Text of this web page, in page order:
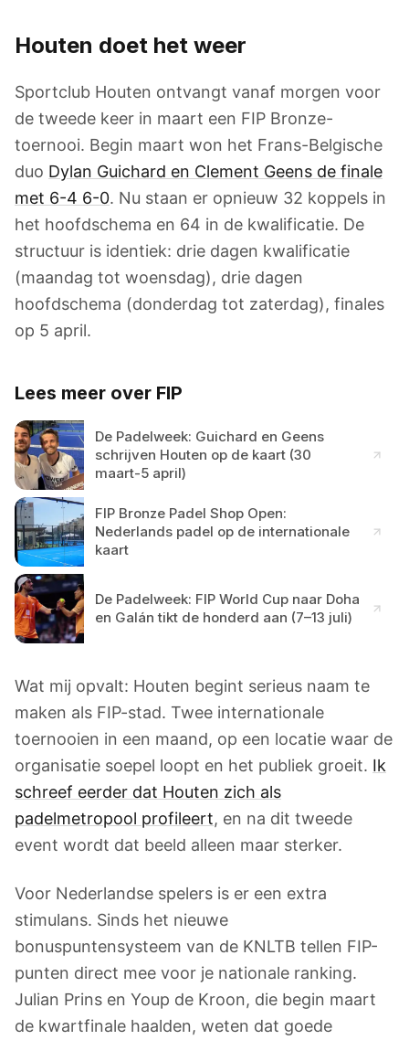
Houten doet het weer
Sportclub Houten ontvangt vanaf morgen voor
de tweede keer in maart een FIP Bronze-
toernooi. Begin maart won het Frans-Belgische
duo Dylan Guichard en Clement Geens de finale
met 6-4 6-0. Nu staan er opnieuw 32 koppels in
het hoofdschema en 64 in de kwalificatie. De
structuur is identiek: drie dagen kwalificatie
(maandag tot woensdag), drie dagen
hoofdschema (donderdag tot zaterdag), finales
op 5 april.
Lees meer over FIP
De Padelweek: Guichard en Geens
schrijven Houten op de kaart (30
maart-5 april)
FIP Bronze Padel Shop Open:
Nederlands padel op de internationale
kaart
De Padelweek: FIP World Cup naar Doha
en Galán tikt de honderd aan (7–13 juli)
Wat mij opvalt: Houten begint serieus naam te
maken als FIP-stad. Twee internationale
toernooien in een maand, op een locatie waar de
organisatie soepel loopt en het publiek groeit. Ik
schreef eerder dat Houten zich als
padelmetropool profileert, en na dit tweede
event wordt dat beeld alleen maar sterker.
Voor Nederlandse spelers is er een extra
stimulans. Sinds het nieuwe
bonuspuntensysteem van de KNLTB tellen FIP-
punten direct mee voor je nationale ranking.
Julian Prins en Youp de Kroon, die begin maart
de kwartfinale haalden, weten dat goede